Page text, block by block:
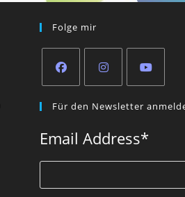
Folge mir
in
new
tab
in
new
tab
in
new
tab
Für den Newsletter
Email Address*